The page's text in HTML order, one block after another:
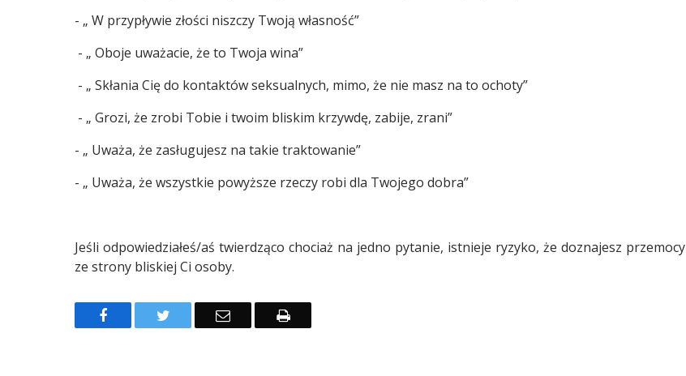
- „ W przypływie złości niszczy Twoją własność”
- „ Oboje uważacie, że to Twoja wina”
- „ Skłania Cię do kontaktów seksualnych, mimo, że nie masz na to ochoty”
- „ Grozi, że zrobi Tobie i twoim bliskim krzywdę, zabije, zrani”
- „ Uważa, że zasługujesz na takie traktowanie”
- „ Uważa, że wszystkie powyższe rzeczy robi dla Twojego dobra”
Jeśli odpowiedziałeś/aś twierdząco chociaż na jedno pytanie, istnieje ryzyko, że doznajesz przemocy
ze strony bliskiej Ci osoby.
FacebookTwitter Email Drukuj